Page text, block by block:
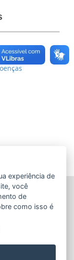
E FLORESTAL
Center, loja
experiência de
você
de
como isso é